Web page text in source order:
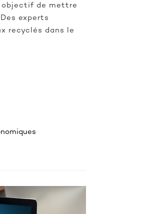
objectif de mettre
experts
recyclés dans le